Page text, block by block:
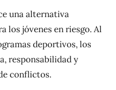
una alternativa
los jóvenes en riesgo. Al
deportivos, los
responsabilidad y
conflictos.